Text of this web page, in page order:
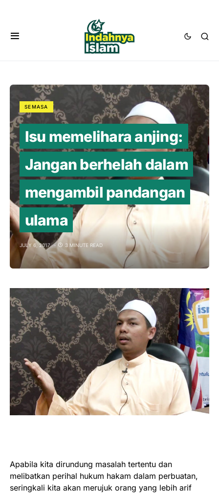
SEMASA
Isu memelihara anjing:
Jangan berhelah dalam
mengambil pandangan
ulama
JULY 6, 2017 3 MINUTE READ
Apabila kita dirundung masalah tertentu dan
melibatkan perihal hukum hakam dalam perbuatan,
seringkali kita akan merujuk orang yang lebih arif